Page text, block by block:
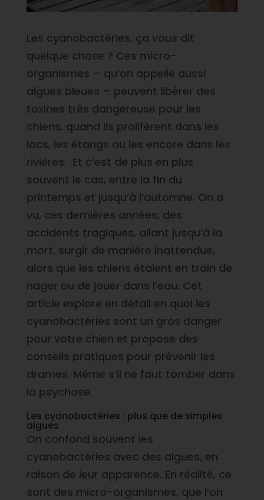
Les cyanobactéries, ça vous dit
quelque chose ? Ces micro-
organismes – qu’on appelle aussi
algues bleues – peuvent libérer des
toxines très dangereuse pour les
chiens, quand ils prolifèrent dans les
lacs, les étangs ou les encore dans les
rivières. Et c’est de plus en plus
souvent le cas, entre la fin du
printemps et jusqu’à l’automne. On a
vu, ces dernières années, des
accidents tragiques, allant jusqu’à la
mort, surgir de manière inattendue,
alors que les chiens étaient en train de
nager ou de jouer dans l’eau. Cet
article explore en détail en quoi les
cyanobactéries sont un gros danger
pour votre chien et propose des
conseils pratiques pour prévenir les
drames. Même s’il ne faut tomber dans
la psychose.
Les cyanobactéries : plus que de simples
algues
On confond souvent les
cyanobactéries avec des algues, en
raison de leur apparence. En réalité, ce
sont des micro-organismes, que l’on